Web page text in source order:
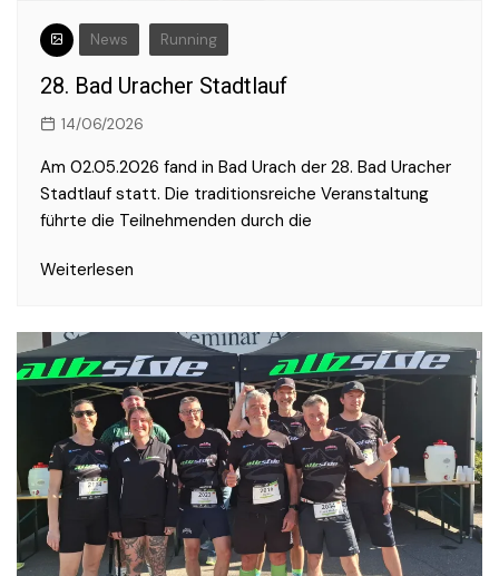
News Running
28. Bad Uracher Stadtlauf
14/06/2026
Am 02.05.2026 fand in Bad Urach der 28. Bad Uracher
Stadtlauf statt. Die traditionsreiche Veranstaltung
führte die Teilnehmenden durch die
Weiterlesen